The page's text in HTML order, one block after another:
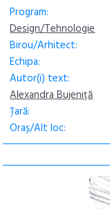
Program:
Design/Tehnologie
Birou/Arhitect:
Echipa:
Autor(i) text:
Alexandra Bujeniță
Țară:
Oraș/Alt loc: